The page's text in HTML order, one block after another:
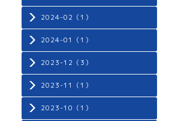
2024-02（1）
2024-01（1）
2023-12（3）
2023-11（1）
2023-10（1）